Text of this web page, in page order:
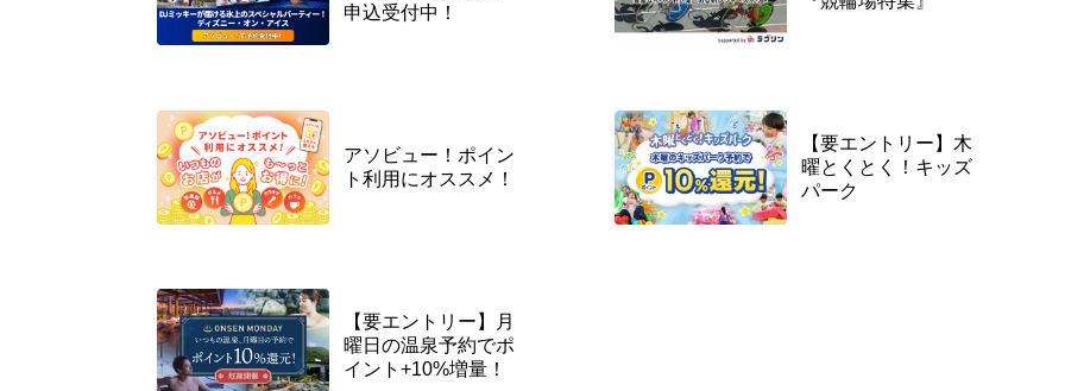
申込受付中！
アソビュー！ポイン
ト利用にオススメ！
【要エントリー】木
曜とくとく！キッズ
パーク
【要エントリー】月
曜日の温泉予約でポ
イント+10%増量！